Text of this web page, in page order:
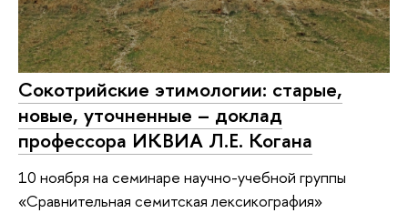
Сокотрийские этимологии: старые,
новые, уточненные – доклад
профессора ИКВИА Л.Е. Когана
10 ноября на семинаре научно-учебной группы
«Сравнительная семитская лексикография»